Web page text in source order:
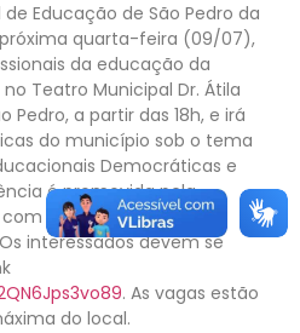
Educação de São Pedro da
quarta-feira (09/07),
da educação da
Teatro Municipal Dr. Átila
Pedro, a partir das 18h, e irá
do município sob o tema
Democráticas e
é promovida pela
o apoio do Conselho
interessados devem se
. As vagas estão
do local.